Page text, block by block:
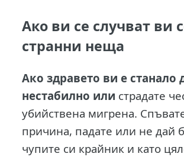
Ако ви се случват ви
странни неща
Ако здравето ви е станало
нестабилно или страдате
убийствена мигрена.
причина, падате или не дай
чупите си крайник и като